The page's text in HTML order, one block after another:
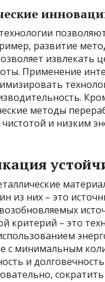
развитие
извлекать
Применение
методы
чистотой и низким
из них – это
критерий – это
с минимальным
и